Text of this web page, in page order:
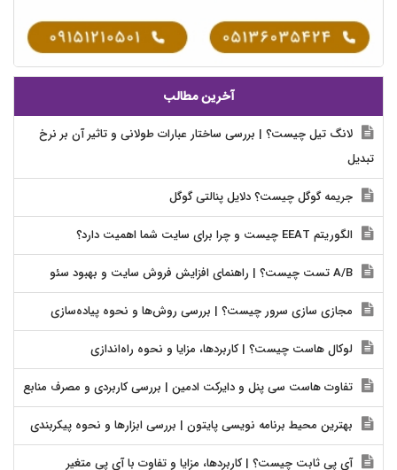
آخرین مطالب
لانگ تیل چیست؟ | بررسی ساختار عبارات طولانی و تاثیر آن بر نرخ
تبدیل
جریمه گوگل چیست؟ دلایل پنالتی گوگل
الگوریتم EEAT چیست و چرا برای سایت شما اهمیت دارد؟
مجازی سازی سرور چیست؟ | بررسی روش‌ها و نحوه پیاده‌سازی
لوکال هاست چیست؟ | کاربردها، مزایا و نحوه راه‌اندازی
تفاوت هاست سی پنل و دایرکت ادمین | بررسی کاربردی و مصرف منابع
بهترین محیط برنامه نویسی پایتون | بررسی ابزارها و نحوه پیکربندی
آی پی ثابت چیست؟ | کاربردها، مزایا و تفاوت با آی پی متغیر